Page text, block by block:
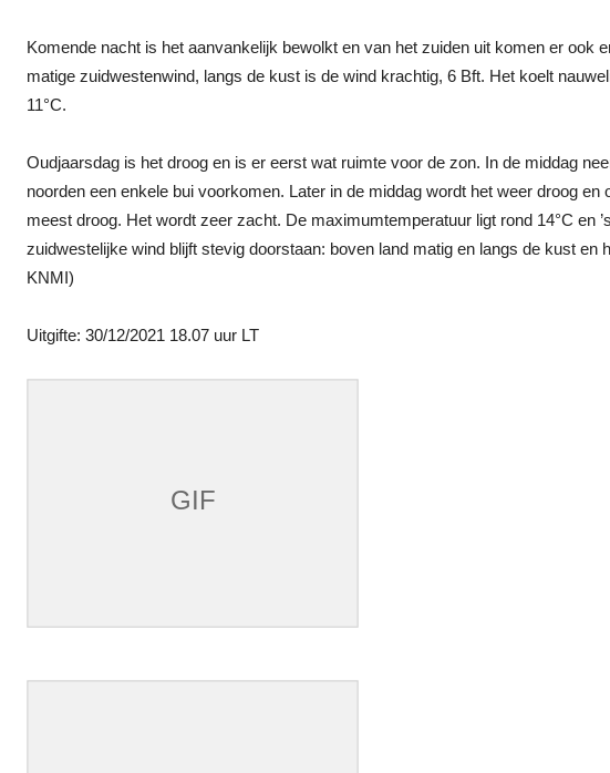
Komende nacht is het aanvankelijk bewolkt en van het zuiden uit komen er ook
matige zuidwestenwind, langs de kust is de wind krachtig, 6 Bft. Het koelt
11°C.
Oudjaarsdag is het droog en is er eerst wat ruimte voor de zon. In de middag
noorden een enkele bui voorkomen. Later in de middag wordt het weer droog
meest droog. Het wordt zeer zacht. De maximumtemperatuur ligt rond 14°C en
zuidwestelijke wind blijft stevig doorstaan: boven land matig en langs de kust
KNMI)
Uitgifte: 30/12/2021 18.07 uur LT